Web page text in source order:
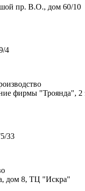
пр. В.О., дом 60/10
4
фирмы "Троянда", 2
33
дом 8, ТЦ "Искра"